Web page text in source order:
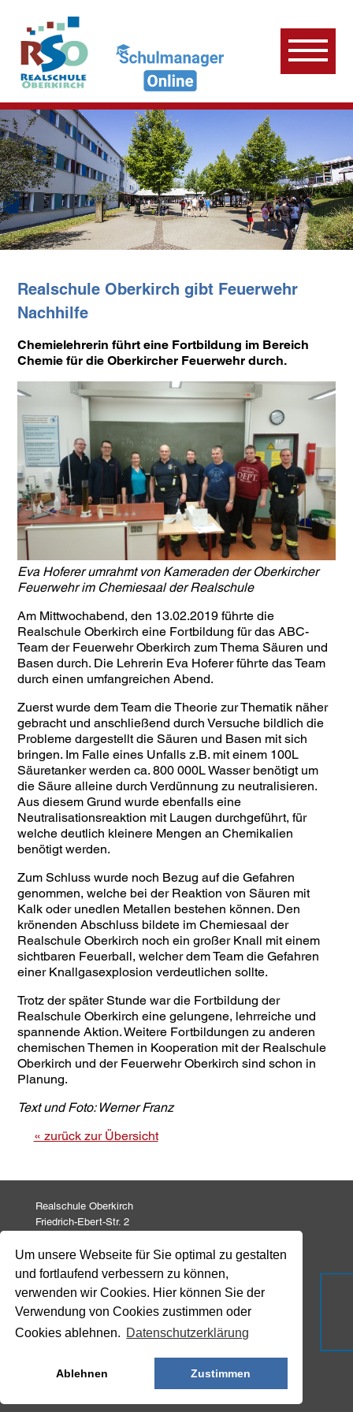
Um unsere Webseite für Sie optimal zu gestalten
und fortlaufend verbessern zu können,
verwenden wir Cookies. Hier können Sie der
Verwendung von Cookies zustimmen oder
Cookies ablehnen. Datenschutzerklärung
Ablehnen Zustimmen
Realschule Oberkirch gibt Feuerwehr
Nachhilfe
Chemielehrerin führt eine Fortbildung im Bereich
Chemie für die Oberkircher Feuerwehr durch.
Eva Hoferer umrahmt von Kameraden der Oberkircher
Feuerwehr im Chemiesaal der Realschule
Am Mittwochabend, den 13.02.2019 führte die
Realschule Oberkirch eine Fortbildung für das ABC-
Team der Feuerwehr Oberkirch zum Thema Säuren und
Basen durch. Die Lehrerin Eva Hoferer führte das Team
durch einen umfangreichen Abend.
Zuerst wurde dem Team die Theorie zur Thematik näher
gebracht und anschließend durch Versuche bildlich die
Probleme dargestellt die Säuren und Basen mit sich
bringen. Im Falle eines Unfalls z.B. mit einem 100L
Säuretanker werden ca. 800 000L Wasser benötigt um
die Säure alleine durch Verdünnung zu neutralisieren.
Aus diesem Grund wurde ebenfalls eine
Neutralisationsreaktion mit Laugen durchgeführt, für
welche deutlich kleinere Mengen an Chemikalien
benötigt werden.
Zum Schluss wurde noch Bezug auf die Gefahren
genommen, welche bei der Reaktion von Säuren mit
Kalk oder unedlen Metallen bestehen können. Den
krönenden Abschluss bildete im Chemiesaal der
Realschule Oberkirch noch ein großer Knall mit einem
sichtbaren Feuerball, welcher dem Team die Gefahren
einer Knallgasexplosion verdeutlichen sollte.
Trotz der später Stunde war die Fortbildung der
Realschule Oberkirch eine gelungene, lehrreiche und
spannende Aktion. Weitere Fortbildungen zu anderen
chemischen Themen in Kooperation mit der Realschule
Oberkirch und der Feuerwehr Oberkirch sind schon in
Planung.
Text und Foto: Werner Franz
« zurück zur Übersicht
Realschule Oberkirch
Friedrich-Ebert-Str. 2
Tel: 07802 82 771
Fax: 07802 82 799
info@realschule-oberkirch.de
Impressum